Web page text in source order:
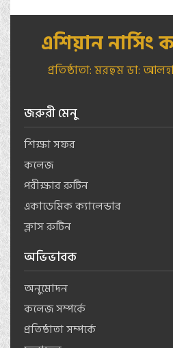
এশিয়ান
প্রতিষ্ঠাতা: মরহুম ডা:
জরুরী মেনু
শিক্ষা সফর
কলেজ
পরীক্ষার রুটিন
একাডেমিক ক্যালেন্ডার
ক্লাস রুটিন
অভিভাবক
অনুমোদন
কলেজ সম্পর্কে
প্রতিষ্ঠাতা সম্পর্কে